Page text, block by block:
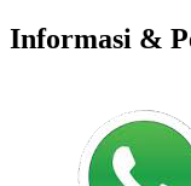
Informasi &